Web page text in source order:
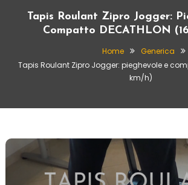
Tapis Roulant Zipro Jogger:
Compatto DECATHLON
Home
Generica
Tapis Roulant Zipro Jogger: pieghevole e
km/h)